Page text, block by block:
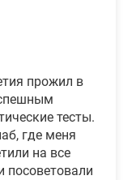
прожил в
тесты.
где меня
на все
посоветовали